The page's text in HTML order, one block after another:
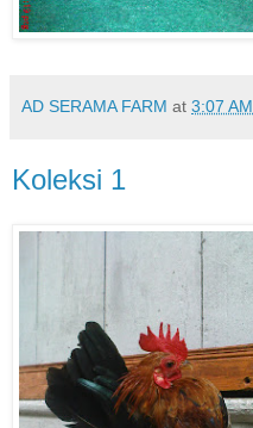
AD SERAMA FARM at 3:07 AM
Koleksi 1